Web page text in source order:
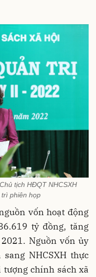
tịch HĐQT NHCSXH
phiên họp
vốn hoạt động
tỷ đồng, tăng
Nguồn vốn ủy
NHCSXH thực
chính sách xã